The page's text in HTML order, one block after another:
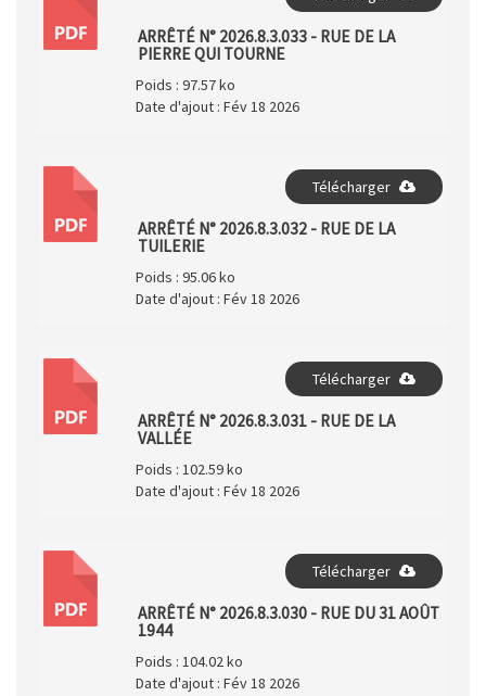
PDF
ARRÊTÉ N° 2026.8.3.033 - RUE DE LA
PIERRE QUI TOURNE
Poids : 97.57 ko
Date d'ajout : Fév 18 2026
PDF
Télécharger
ARRÊTÉ N° 2026.8.3.032 - RUE DE LA
TUILERIE
Poids : 95.06 ko
Date d'ajout : Fév 18 2026
PDF
Télécharger
ARRÊTÉ N° 2026.8.3.031 - RUE DE LA
VALLÉE
Poids : 102.59 ko
Date d'ajout : Fév 18 2026
PDF
Télécharger
ARRÊTÉ N° 2026.8.3.030 - RUE DU 31 AOÛT
1944
Poids : 104.02 ko
Date d'ajout : Fév 18 2026